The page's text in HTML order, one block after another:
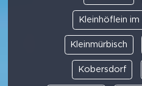
Kleinhöflein im
Kleinmürbisch
Kobersdorf